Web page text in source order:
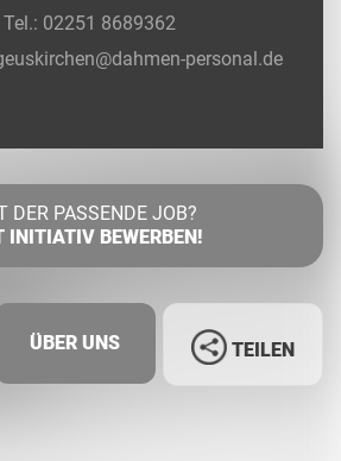
Tel.: 02251 8689362
personal.de
DER PASSENDE JOB?
INITIATIV BEWERBEN!
ÜBER UNS TEILEN